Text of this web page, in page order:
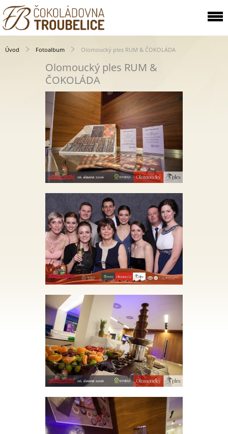
Úvod Fotoalbum Olomoucký ples RUM & ČOKOLÁDA
Olomoucký ples RUM &
ČOKOLÁDA